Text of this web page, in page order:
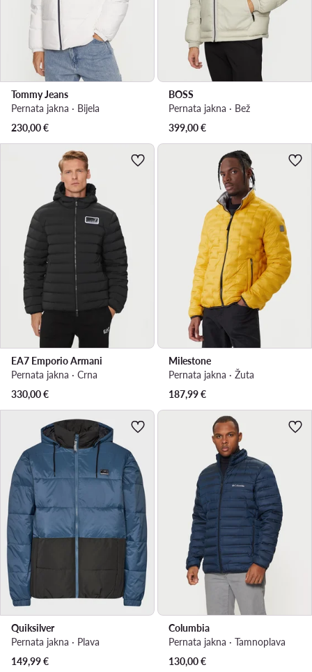
Tommy Jeans
Pernata jakna · Bijela
230,00€
BOSS
Pernata jakna · Bež
399,00€
EA7 Emporio Armani
Pernata jakna · Crna
330,00€
Milestone
Pernata jakna · Žuta
187,99€
Quiksilver
Pernata jakna · Plava
149,99€
Columbia
Pernata jakna · Tamnoplava
130,00€